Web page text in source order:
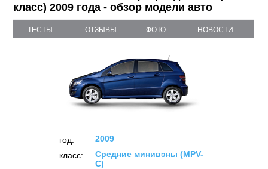
класс) 2009 года - обзор модели авто
ТЕСТЫ ОТЗЫВЫ ФОТО НОВОСТИ
год:
2009
класс:
Средние минивэны (MPV-
C)